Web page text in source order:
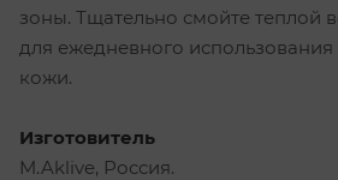
зоны. Тщательно смойте теплой
для ежедневного использования
кожи.
Изготовитель
M.Aklive, Россия.